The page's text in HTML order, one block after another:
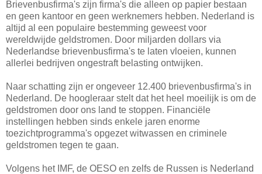
Brievenbusfirma's zijn firma's die alleen op papier bestaan
en geen kantoor en geen werknemers hebben. Nederland is
altijd al een populaire bestemming geweest voor
wereldwijde geldstromen. Door miljarden dollars via
Nederlandse brievenbusfirma's te laten vloeien, kunnen
allerlei bedrijven ongestraft belasting ontwijken.
Naar schatting zijn er ongeveer 12.400 brievenbusfirma's in
Nederland. De hoogleraar stelt dat het heel moeilijk is om de
geldstromen door ons land te stoppen. Financiële
instellingen hebben sinds enkele jaren enorme
toezichtprogramma's opgezet witwassen en criminele
geldstromen tegen te gaan.
Volgens het IMF, de OESO en zelfs de Russen is Nederland